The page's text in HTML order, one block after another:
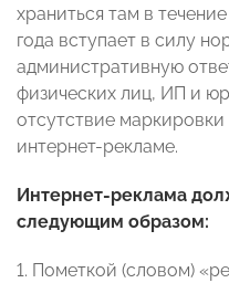
храниться там в
года вступает в силу
административную
физических лиц, ИП и
отсутствие
интернет-рекламе.
Интернет-реклама
следующим образом:
1. Пометкой (словом)